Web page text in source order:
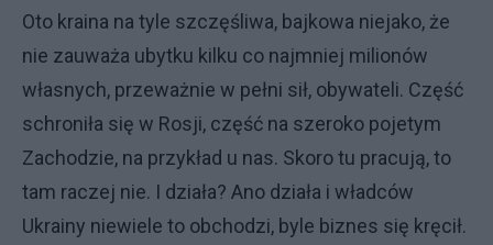
Oto kraina na tyle szczęśliwa, bajkowa niejako, że
nie zauważa ubytku kilku co najmniej milionów
własnych, przeważnie w pełni sił, obywateli. Część
schroniła się w Rosji, część na szeroko pojetym
Zachodzie, na przykład u nas. Skoro tu pracują, to
tam raczej nie. I działa? Ano działa i władców
Ukrainy niewiele to obchodzi, byle biznes się kręcił.